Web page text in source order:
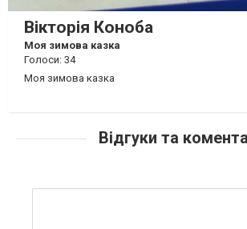
Вікторія Коноба
Моя зимова казка
Голоси: 34
Моя зимова казка
Відгуки та